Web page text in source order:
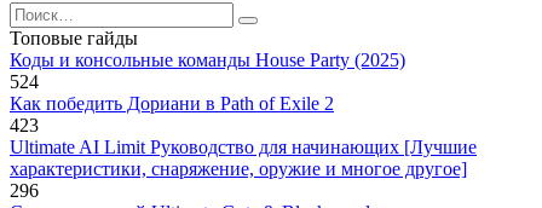
Search
for:
Топовые гайды
Коды и консольные команды House Party (2025)
524
Как победить Дориани в Path of Exile 2
423
Ultimate AI Limit Руководство для начинающих [Лучшие
характеристики, снаряжение, оружие и многое другое]
296